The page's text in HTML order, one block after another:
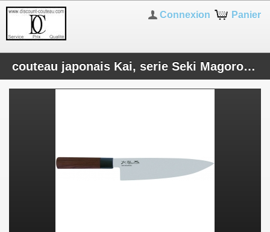
Panier
Connexion
couteau japonais Kai, serie Seki Magoroku, couteau cuisine